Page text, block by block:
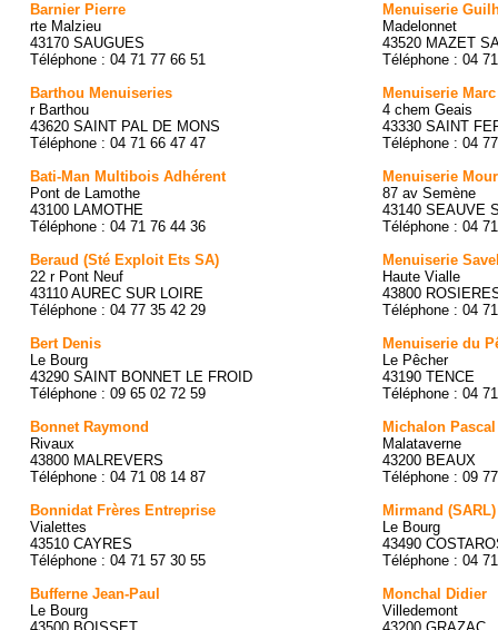
Barnier Pierre
rte Malzieu
43170 SAUGUES
Téléphone : 04 71 77 66 51
Barthou Menuiseries
r Barthou
43620 SAINT PAL DE MONS
Téléphone : 04 71 66 47 47
Bati-Man Multibois Adhérent
Pont de Lamothe
43100 LAMOTHE
Téléphone : 04 71 76 44 36
Beraud (Sté Exploit Ets SA)
22 r Pont Neuf
43110 AUREC SUR LOIRE
Téléphone : 04 77 35 42 29
Bert Denis
Le Bourg
43290 SAINT BONNET LE FROID
Téléphone : 09 65 02 72 59
Bonnet Raymond
Rivaux
43800 MALREVERS
Téléphone : 04 71 08 14 87
Bonnidat Frères Entreprise
Vialettes
43510 CAYRES
Téléphone : 04 71 57 30 55
Bufferne Jean-Paul
Le Bourg
Menuiserie
Madelonnet
43520 MAZET
Téléphone : 04
Menuiserie
4 chem Geais
43330 SAINT
Téléphone : 04
Menuiserie
87 av Semène
43140 SEAUVE
Téléphone : 04
Menuiserie
Haute Vialle
43800
Téléphone : 04
Menuiserie du
Le Pêcher
43190 TENCE
Téléphone : 04
Michalon Pascal
Malataverne
43200 BEAUX
Téléphone : 09
Mirmand (SARL)
Le Bourg
43490
Téléphone : 04
Monchal Didier
Villedemont